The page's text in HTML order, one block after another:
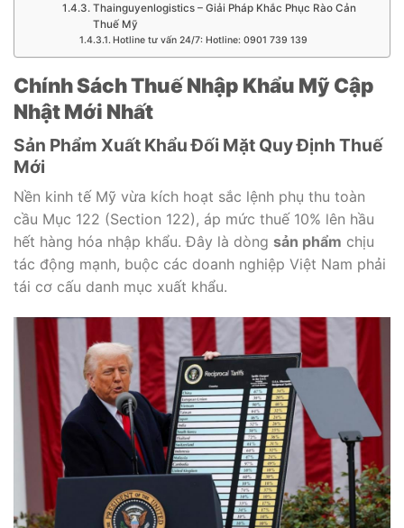
Thainguyenlogistics – Giải Pháp Khắc Phục Rào Cản
Thuế Mỹ
Hotline tư vấn 24/7: Hotline: 0901 739 139
Chính Sách Thuế Nhập Khẩu Mỹ Cập
Nhật Mới Nhất
Sản Phẩm Xuất Khẩu Đối Mặt Quy Định Thuế
Mới
Nền kinh tế Mỹ vừa kích hoạt sắc lệnh phụ thu toàn
cầu Mục 122 (Section 122), áp mức thuế 10% lên hầu
hết hàng hóa nhập khẩu. Đây là dòng sản phẩm chịu
tác động mạnh, buộc các doanh nghiệp Việt Nam phải
tái cơ cấu danh mục xuất khẩu.